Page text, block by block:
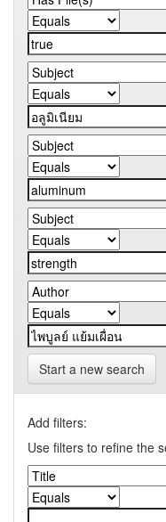
Start a new search
Add filters:
Use filters to refine the